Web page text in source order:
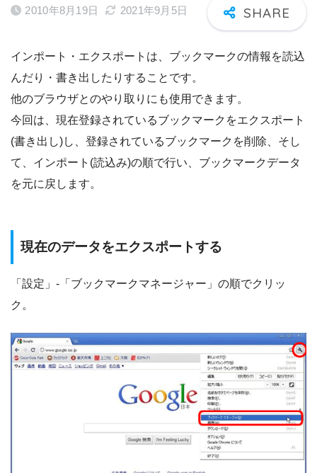
2010年8月19日 2021年9月5日
インポート・エクスポートは、ブックマークの情報を読込
んだり・書き出したりすることです。
他のブラウザとのやり取りにも使用できます。
今回は、現在登録されているブックマークをエクスポート
(書き出し)し、登録されているブックマークを削除、そし
て、インポート(読込み)の順で行い、ブックマークデータ
を元に戻します。
現在のデータをエクスポートする
「設定」-「ブックマークマネージャー」の順でクリッ
ク。